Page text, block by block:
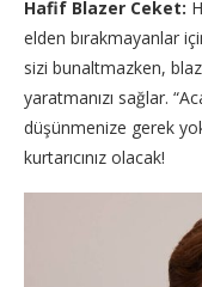
Hafif Blazer Ceket:
elden bırakmayanlar
sizi bunaltmazken,
yaratmanızı sağlar.
düşünmenize gerek
kurtarıcınız olacak!